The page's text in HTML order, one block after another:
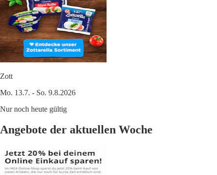
Zott
Mo. 13.7. - So. 9.8.2026
Nur noch heute gültig
Angebote der aktuellen Woche